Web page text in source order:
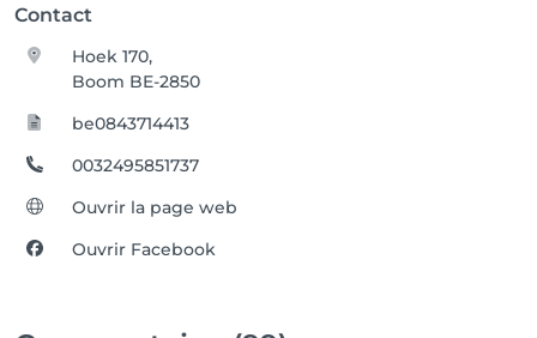
Contact
Hoek 170,
Boom BE-2850
be0843714413
0032495851737
Ouvrir la page web
Ouvrir Facebook